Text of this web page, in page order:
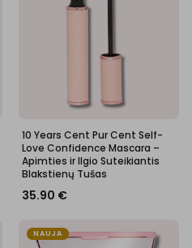
10 Years Cent Pur Cent Self-
Love Confidence Mascara –
Apimties ir Ilgio Suteikiantis
Blakstienų Tušas
35.90 €
NAUJA